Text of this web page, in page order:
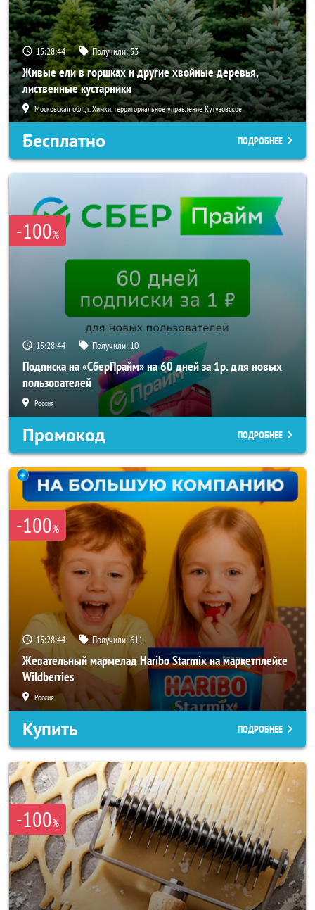
15:28:42 Получили:53
Живые ели в горшках и другие хвойные деревья,
лиственные кустарники
Московская обл., г. Химки, территориальное управление Кутузовское
Бесплатно ПОДРОБНЕЕ
-100%
15:28:42 Получили: 10
Подписка на «СберПрайм» на 60 дней за 1р. для новых
пользователей
Россия
Промокод ПОДРОБНЕЕ
-100%
15:28:42 Получили:611
Жевательный мармелад Haribo Starmix на маркетплейсе
Wildberries
Россия
Купить ПОДРОБНЕЕ
-100%